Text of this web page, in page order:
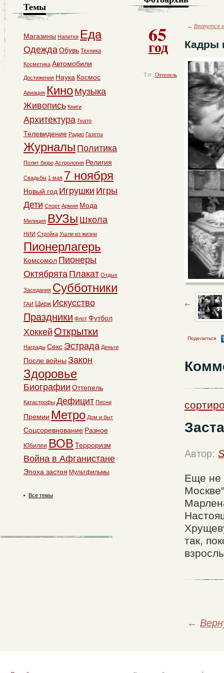
65
год
Тэг: Оттепель
← Вернутся
Кадры
Поделиться
Автор:
Еще не
так,
←
Темы
Магазины Напитки Еда
ОдеждаОбувь Техника
Косметика Автомобили
Достижения Наука Космос
Авиация Кино Музыка
Живопись Книги
Архитектура Театр
Телевидение Радио Газеты
Журналы Политика
Полит бюро Астрология Религия
Свадьбы 1 мая 7 ноября
Новый год Игрушки Игры
Дети Спорт Армия Мода
Милиция ВУЗы Школа
НИИ Стройка Ушли из жизни
Пионерлагерь
Комсомол Пионеры
Октябрята Плакат Отдых
Заседания Субботники
ГАИ Цирк Искусство
Праздники Флот Футбол
Хоккей Открытки
Награды Секс Эстрада Деньги
После войны Закон
Здоровье
Биографии Оттепель
Катастрофы Дефицит Песни
Премии Метро Дом и быт
Соцсоревнование Разное
Юбилеи ВОВ Терроризм
Война в Афганистане
Эпоха застоя Мультфильмы
Все темы